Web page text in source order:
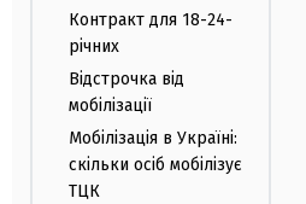
Контракт для 18-24-
річних
Відстрочка від
мобілізації
Мобілізація в Україні:
скільки осіб мобілізує
ТЦК